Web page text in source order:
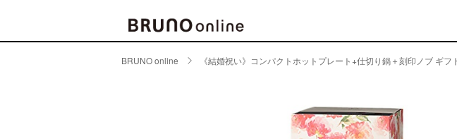
キッチン
キッチン家電
BRUNO online 《結婚祝い》コンパクトホットプレート+仕切り鍋＋刻印ノブ ギ